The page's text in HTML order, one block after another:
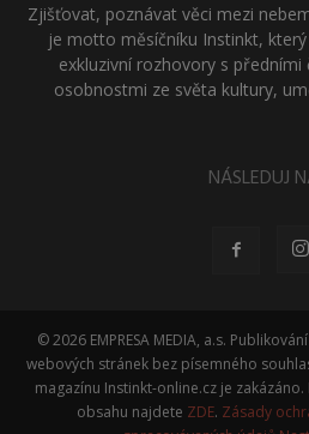
Zjišťovat, poznávat věci mezi
je motto měsíčníku Instinkt,
exkluzivní rozhovory s předními
osobnostmi ze světa kultury,
NÁSLEDUJ
© 2026 EMPRESA MEDIA, a.s.
webových stránek bez písemného
magazínu Instinkt-online.cz je
obsahu najdete ZDE. Zásady